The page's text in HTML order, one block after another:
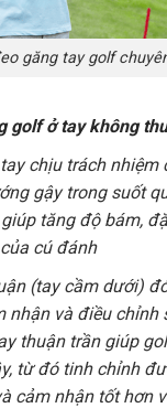
găng tay golf
golf ở tay không
chịu trách nhiệm
gậy trong suốt
tăng độ bám,
cú đánh
(tay cầm dưới)
nhận và điều chỉnh
thuận trần giúp
từ đó tinh chỉnh
cảm nhận tốt hơn